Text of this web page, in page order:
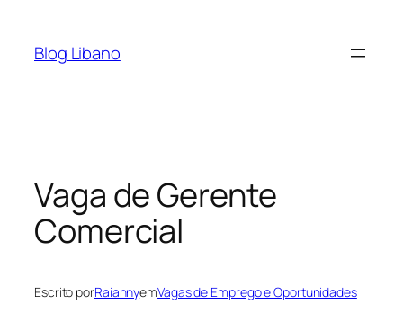
Blog Libano
Vaga de Gerente
Comercial
Escrito porRaiannyemVagas de Emprego e Oportunidades